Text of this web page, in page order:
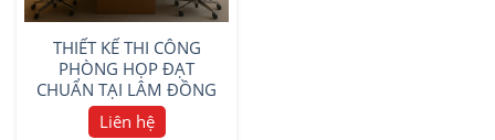
THIẾT KẾ THI CÔNG
PHÒNG HỌP ĐẠT
CHUẨN TẠI LÂM ĐỒNG
Liên hệ